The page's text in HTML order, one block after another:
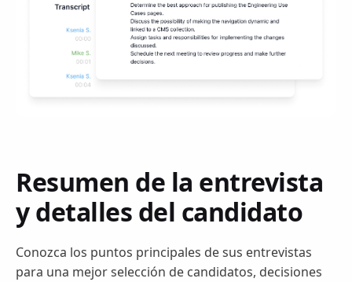
Resumen de la entrevista
y detalles del candidato
Conozca los puntos principales de sus entrevistas
para una mejor selección de candidatos, decisiones